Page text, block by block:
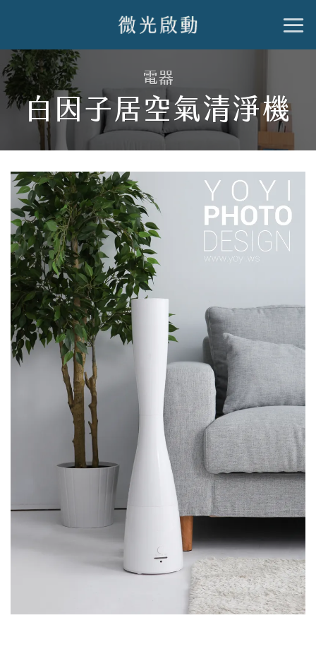
內
容
電器
白因子居空氣清淨機